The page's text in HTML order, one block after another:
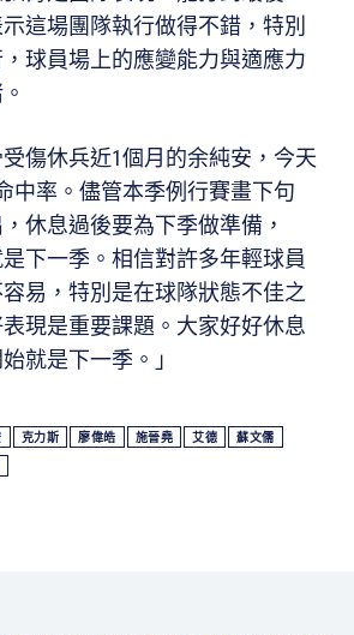
這場團隊執行做得不錯，特別
球員場上的應變能力與適應力
傷休兵近1個月的余純安，今天
中率。儘管本季例行賽畫下句
休息過後要為下季做準備，
是下一季。相信對許多年輕球員
易，特別是在球隊狀態不佳之
現是重要課題。大家好好休息
就是下一季。」
克力斯 廖偉皓 施晉堯 艾德 蘇文儒